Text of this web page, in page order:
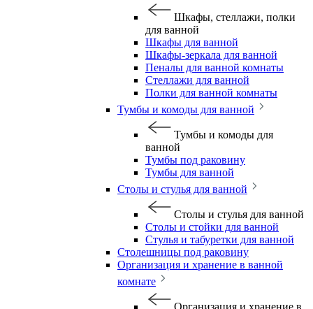
Шкафы, стеллажи, полки
для ванной
Шкафы для ванной
Шкафы-зеркала для ванной
Пеналы для ванной комнаты
Стеллажи для ванной
Полки для ванной комнаты
Тумбы и комоды для ванной
Тумбы и комоды для
ванной
Тумбы под раковину
Тумбы для ванной
Столы и стулья для ванной
Столы и стулья для ванной
Столы и стойки для ванной
Стулья и табуретки для ванной
Столешницы под раковину
Организация и хранение в ванной
комнате
Организация и хранение в